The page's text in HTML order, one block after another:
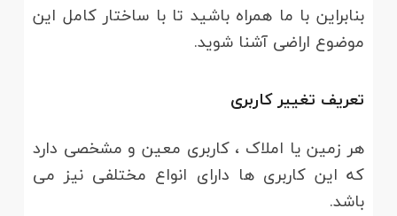
بنابراین با ما همراه باشید تا با ساختار کامل این
موضوع اراضی آشنا شوید.
تعریف تغییر کاربری
هر زمین یا املاک ، کاربری معین و مشخصی دارد
که این کاربری ها دارای انواع مختلفی نیز می
باشد.